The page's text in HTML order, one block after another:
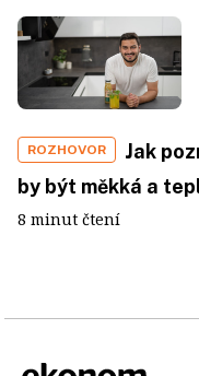
ROZHOVOR
Jak
by být měkká a
8 minut čtení